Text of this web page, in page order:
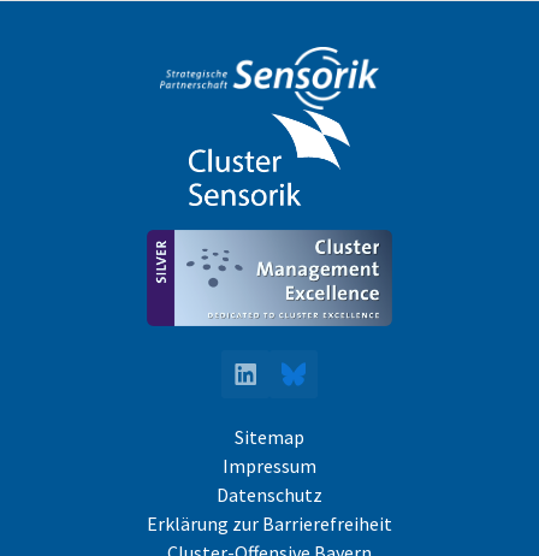
LinkedInBluesky
Sitemap
Impressum
Datenschutz
Erklärung zur Barrierefreiheit